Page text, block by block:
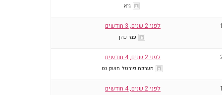
גיא
1 לפני 2 שנים, 3 חודשים
עמי כהן
לפני 2 שנים, 4 חודשים
מערכת פורטל משק נט
1 לפני 2 שנים, 4 חודשים